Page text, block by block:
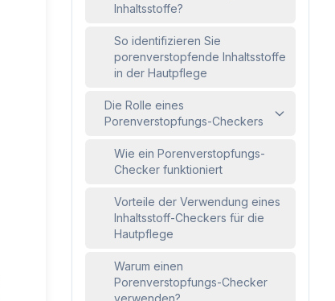
Inhaltsstoffe?
So identifizieren Sie
porenverstopfende Inhaltsstoffe
in der Hautpflege
Die Rolle eines
Porenverstopfungs-Checkers
Wie ein Porenverstopfungs-
Checker funktioniert
Vorteile der Verwendung eines
Inhaltsstoff-Checkers für die
Hautpflege
Warum einen
Porenverstopfungs-Checker
verwenden?